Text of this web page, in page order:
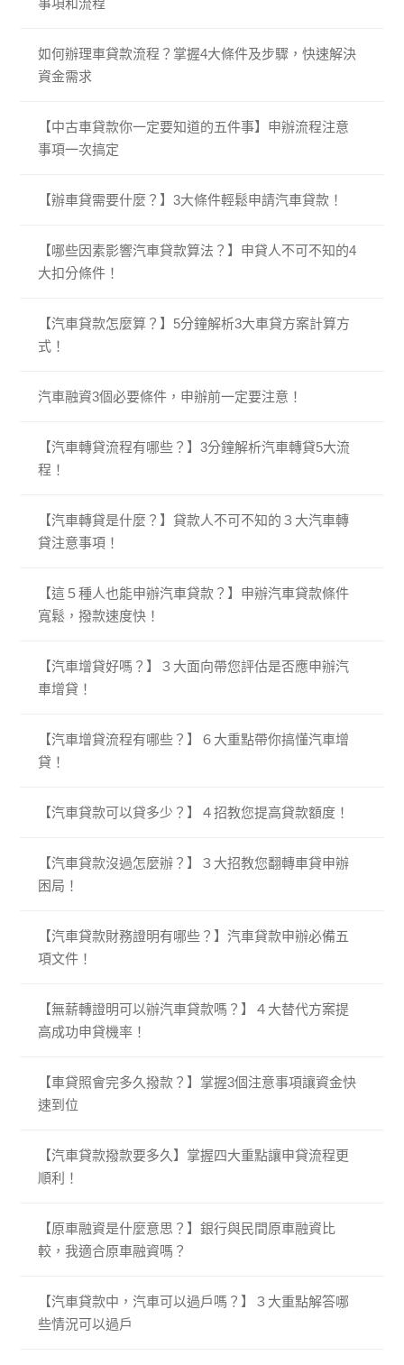
事項和流程
如何辦理車貸款流程？掌握4大條件及步驟，快速解決
資金需求
【中古車貸款你一定要知道的五件事】申辦流程注意
事項一次搞定
【辦車貸需要什麼？】3大條件輕鬆申請汽車貸款！
【哪些因素影響汽車貸款算法？】申貸人不可不知的4
大扣分條件！
【汽車貸款怎麼算？】5分鐘解析3大車貸方案計算方
式！
汽車融資3個必要條件，申辦前一定要注意！
【汽車轉貸流程有哪些？】3分鐘解析汽車轉貸5大流
程！
【汽車轉貸是什麼？】貸款人不可不知的３大汽車轉
貸注意事項！
【這５種人也能申辦汽車貸款？】申辦汽車貸款條件
寬鬆，撥款速度快！
【汽車增貸好嗎？】３大面向帶您評估是否應申辦汽
車增貸！
【汽車增貸流程有哪些？】６大重點帶你搞懂汽車增
貸！
【汽車貸款可以貸多少？】４招教您提高貸款額度！
【汽車貸款沒過怎麼辦？】３大招教您翻轉車貸申辦
困局！
【汽車貸款財務證明有哪些？】汽車貸款申辦必備五
項文件！
【無薪轉證明可以辦汽車貸款嗎？】４大替代方案提
高成功申貸機率！
【車貸照會完多久撥款？】掌握3個注意事項讓資金快
速到位
【汽車貸款撥款要多久】掌握四大重點讓申貸流程更
順利！
【原車融資是什麼意思？】銀行與民間原車融資比
較，我適合原車融資嗎？
【汽車貸款中，汽車可以過戶嗎？】３大重點解答哪
些情況可以過戶